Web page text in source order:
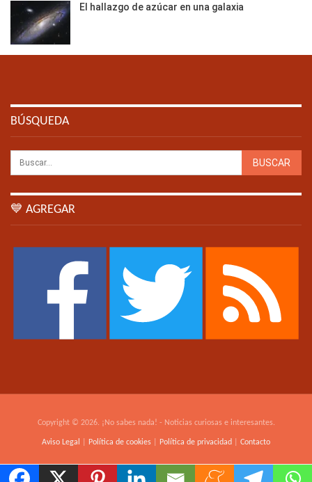
El hallazgo de azúcar en una galaxia
BÚSQUEDA
💙 AGREGAR
Copyright © 2026. ¡No sabes nada! - Noticias curiosas e interesantes.
Aviso Legal Política de cookies Política de privacidad Contacto